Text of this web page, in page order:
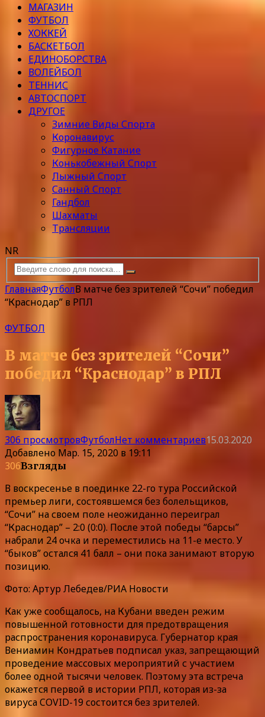
МАГАЗИН
ФУТБОЛ
ХОККЕЙ
БАСКЕТБОЛ
ЕДИНОБОРСТВА
ВОЛЕЙБОЛ
ТЕННИС
АВТОСПОРТ
ДРУГОЕ
Зимние Виды Спорта
Коронавирус
Фигурное Катание
Конькобежный Спорт
Лыжный Спорт
Санный Спорт
Гандбол
Шахматы
Трансляции
NR
ГлавнаяФутболВ матче без зрителей “Сочи” победил
“Краснодар” в РПЛ
ФУТБОЛ
В матче без зрителей “Сочи”
победил “Краснодар” в РПЛ
306 просмотровФутболНет комментариев15.03.2020
Добавлено Мар. 15, 2020 в 19:11
306Взгляды
В воскресенье в поединке 22-го тура Российской
премьер лиги, состоявшемся без болельщиков,
“Сочи” на своем поле неожиданно переиграл
“Краснодар” – 2:0 (0:0). После этой победы “барсы”
набрали 24 очка и переместились на 11-е место. У
“быков” остался 41 балл – они пока занимают вторую
позицию.
Фото: Артур Лебедев/РИА Новости
Как уже сообщалось, на Кубани введен режим
повышенной готовности для предотвращения
распространения коронавируса. Губернатор края
Вениамин Кондратьев подписал указ, запрещающий
проведение массовых мероприятий с участием
более одной тысячи человек. Поэтому эта встреча
окажется первой в истории РПЛ, которая из-за
вируса COVID-19 состоится без зрителей.